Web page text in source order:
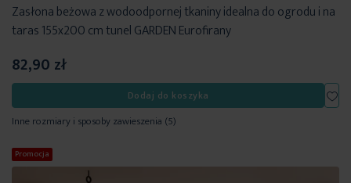
Zasłona beżowa z wodoodpornej tkaniny idealna do ogrodu i na
taras 155x200 cm tunel GARDEN Eurofirany
82,90 zł
Dodaj do koszyka
Inne rozmiary i sposoby zawieszenia (5)
Promocja